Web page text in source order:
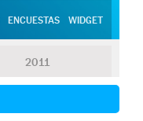
ENCUESTAS WIDGET
2011